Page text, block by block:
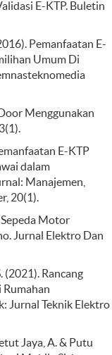
E-KTP. Buletin
Pemanfaatan E-
Umum Di
Menggunakan
E-KTP
dalam
Manajemen,
20(1).
Motor
Jurnal Elektro Dan
(2021). Rancang
Jurnal Teknik Elektro
Jaya, A. & Putu